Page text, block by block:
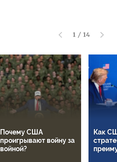
1 / 14
Почему США
проигрывают войну за
войной?
Как